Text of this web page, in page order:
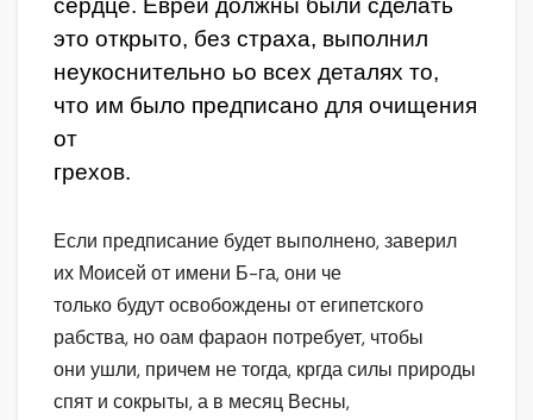
сердце. Евреи должны были сделать
это открыто, без страха, выполнил
неукоснительно ьо всех деталях то,
что им было предписано для очищения
от
грехов.
Если предписание будет выполнено, заверил
их Моисей от имени Б-га, они че
только будут освобождены от египетского
рабства, но оам фараон потребует, чтобы
они ушли, причем не тогда, кргда силы природы
спят и сокрыты, а в месяц Весны,